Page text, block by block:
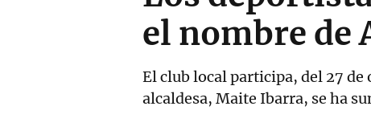
el nombre de
El club local participa, del 27 de
alcaldesa, Maite Ibarra, se ha